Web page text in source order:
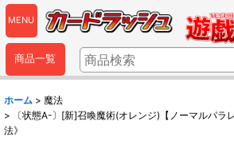
MENU
商品一覧
ホーム > 魔法
>
〔状態A-〕[新]召喚魔術(オレンジ)【ノーマルパラ
法》